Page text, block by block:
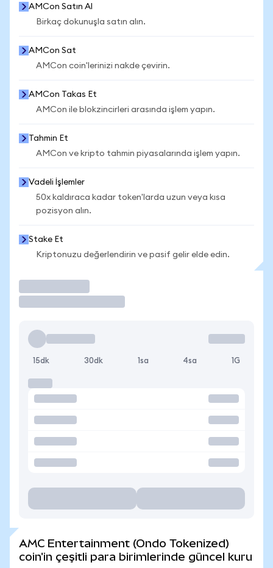
AMCon Satın Al
Birkaç dokunuşla satın alın.
AMCon Sat
AMCon coin'lerinizi nakde çevirin.
AMCon Takas Et
AMCon ile blokzincirleri arasında işlem yapın.
Tahmin Et
AMCon ve kripto tahmin piyasalarında işlem yapın.
Vadeli İşlemler
50x kaldıraca kadar token'larda uzun veya kısa
pozisyon alın.
Stake Et
Kriptonuzu değerlendirin ve pasif gelir elde edin.
15dk 30dk 1sa 4sa 1G
AMC Entertainment (Ondo Tokenized)
coin'in çeşitli para birimlerinde güncel kuru